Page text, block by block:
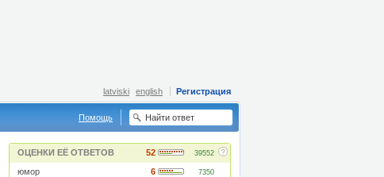
Регистрация
latviski english
Помощь
ОЦЕНКИ ЕЁ ОТВЕТОВ 52 39552 ?
юмор 6 7350